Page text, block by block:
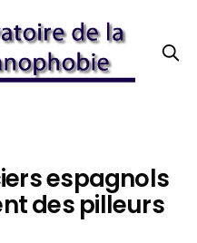
espagnols
des pilleurs